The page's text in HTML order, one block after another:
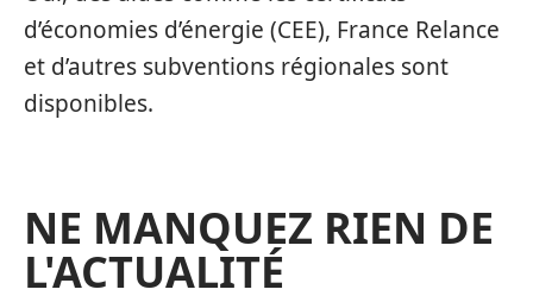
d’économies d’énergie (CEE), France Relance
et d’autres subventions régionales sont
disponibles.
NE MANQUEZ RIEN DE
L'ACTUALITÉ